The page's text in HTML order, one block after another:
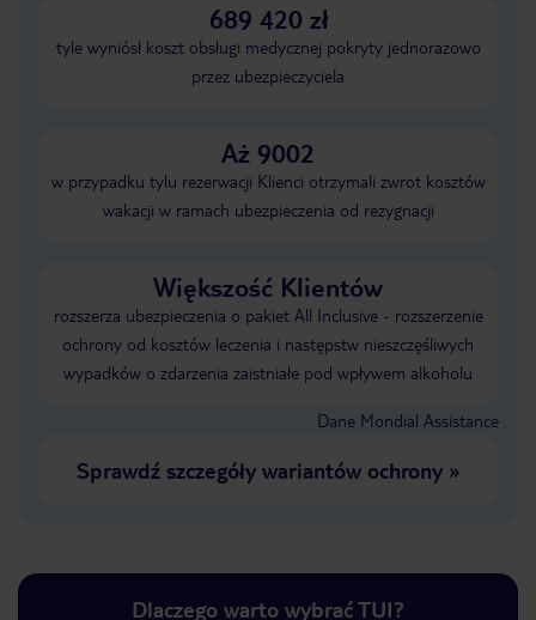
689 420 zł
tyle wyniósł koszt obsługi medycznej pokryty jednorazowo
przez ubezpieczyciela
Aż 9002
w przypadku tylu rezerwacji Klienci otrzymali zwrot kosztów
wakacji w ramach ubezpieczenia od rezygnacji
Większość Klientów
rozszerza ubezpieczenia o pakiet All Inclusive - rozszerzenie
ochrony od kosztów leczenia i następstw nieszczęśliwych
wypadków o zdarzenia zaistniałe pod wpływem alkoholu
Dane Mondial Assistance
Sprawdź szczegóły wariantów ochrony»
Dlaczego warto wybrać TUI?